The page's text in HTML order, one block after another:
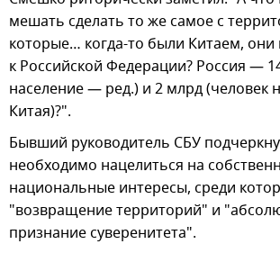
мешать сделать то же самое с
которые… когда-то были Китаем,
к Российской Федерации? Россия —
население — ред.) и 2 млрд (человек
Китая)?".
Бывший руководитель СБУ
необходимо нацелиться на
национальные интересы, среди
"возвращение территорий" и
признание суверенитета".